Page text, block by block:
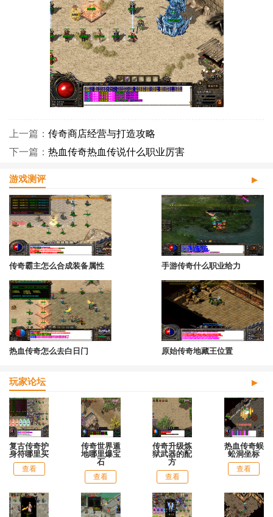
上一篇： 传奇商店经营与打造攻略
下一篇： 热血传奇热血传说什么职业厉害
游戏测评
传奇霸主怎么合成装备属性 手游传奇什么职业给力
热血传奇怎么去白日门 原始传奇地藏王位置
玩家论坛
复古传奇护
身符哪里买
查看
传奇世界遁
地哪里爆宝
石
查看
传奇升级炼
狱武器的配
方
查看
热血传奇蜈
蚣洞坐标
查看